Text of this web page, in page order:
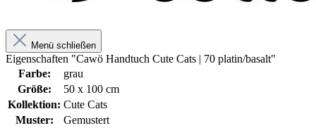
Menü schließen
Eigenschaften "Cawö Handtuch Cute Cats | 70 platin/basalt"
Farbe:
grau
Größe:
50 x 100 cm
Kollektion: Cute Cats
Muster:
Gemustert